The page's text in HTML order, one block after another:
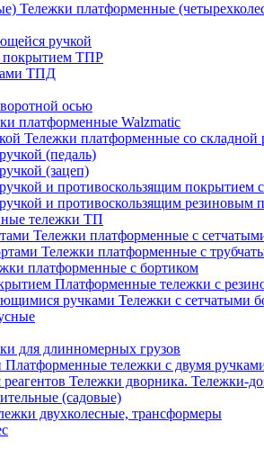
Тележки платформенные
ручкой
покрытием ТПР
ТПД
осью
платформенные Walzmatic
Тележки платформенные со складной
(педаль)
(зацеп)
и противоскользящим покрытием
и противоскользящим резиновым
тележки ТП
Тележки платформенные с
Тележки платформенные с
платформенные с бортиком
Платформенные тележки с
Тележки с сетчатыми
для длинномерных грузов
Платформенные тележки с двумя
Тележки дворника. Тележки-
(садовые)
двухколесные, трансформеры